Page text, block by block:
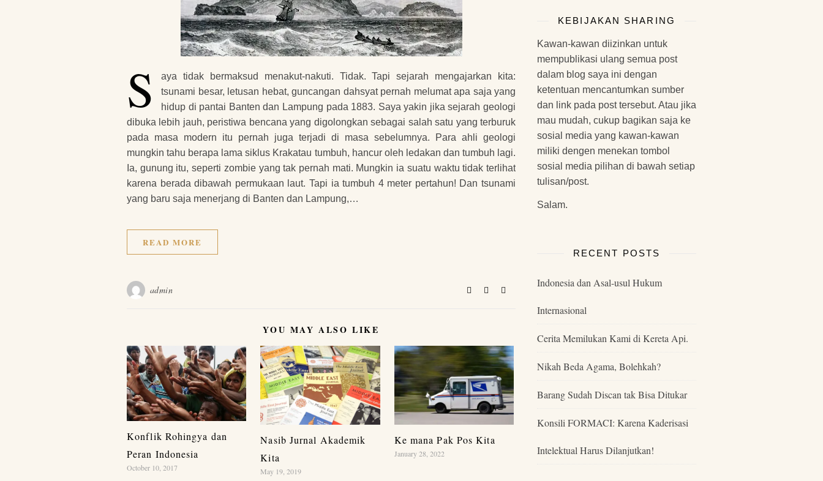
S
aya tidak bermaksud menakut-nakuti. Tidak. Tapi sejarah mengajarkan kita:
tsunami besar, letusan hebat, guncangan dahsyat pernah melumat apa saja yang
hidup di pantai Banten dan Lampung pada 1883. Saya yakin jika sejarah geologi
dibuka lebih jauh, peristiwa bencana yang digolongkan sebagai salah satu yang terburuk
pada masa modern itu pernah juga terjadi di masa sebelumnya. Para ahli geologi
mungkin tahu berapa lama siklus Krakatau tumbuh, hancur oleh ledakan dan tumbuh lagi.
Ia, gunung itu, seperti zombie yang tak pernah mati. Mungkin ia suatu waktu tidak terlihat
karena berada dibawah permukaan laut. Tapi ia tumbuh 4 meter pertahun! Dan tsunami
yang baru saja menerjang di Banten dan Lampung,…
READ MORE
admin
YOU MAY ALSO LIKE
Konflik Rohingya dan
Peran Indonesia
October 10, 2017
Nasib Jurnal Akademik
Kita
May 19, 2019
Ke mana Pak Pos Kita
January 28, 2022
KEBIJAKAN SHARING
Kawan-kawan diizinkan untuk
mempublikasi ulang semua post
dalam blog saya ini dengan
ketentuan mencantumkan sumber
dan link pada post tersebut. Atau jika
mau mudah, cukup bagikan saja ke
sosial media yang kawan-kawan
miliki dengen menekan tombol
sosial media pilihan di bawah setiap
tulisan/post.
Salam.
RECENT POSTS
Indonesia dan Asal-usul Hukum
Internasional
Cerita Memilukan Kami di Kereta Api.
Nikah Beda Agama, Bolehkah?
Barang Sudah Discan tak Bisa Ditukar
Konsili FORMACI: Karena Kaderisasi
Intelektual Harus Dilanjutkan!